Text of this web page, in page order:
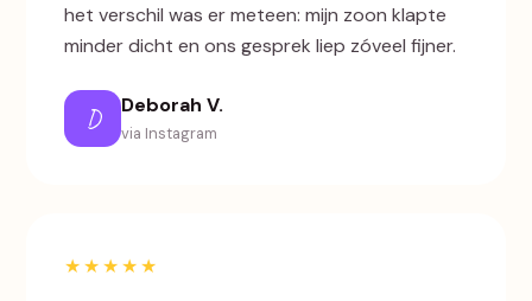
het verschil was er meteen: mijn zoon klapte
minder dicht en ons gesprek liep zóveel fijner.
D Deborah V.
via Instagram
★★★★★